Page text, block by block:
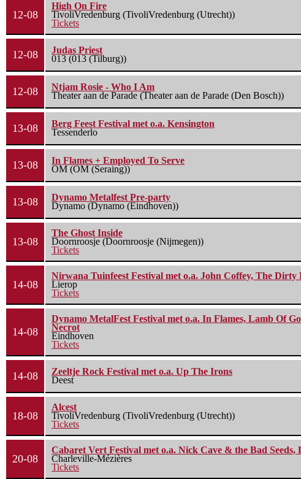
12-08
High On Fire
TivoliVredenburg (TivoliVredenburg (Utrecht))
Tickets
12-08
Judas Priest
013 (013 (Tilburg))
12-08
Ntjam Rosie - Who I Am
Theater aan de Parade (Theater aan de Parade (Den Bosch))
13-08
Berg Feest Festival met o.a. Kensington
Tessenderlo
13-08
In Flames + Employed To Serve
OM (OM (Seraing))
13-08
Dynamo Metalfest Pre-party
Dynamo (Dynamo (Eindhoven))
13-08
The Ghost Inside
Doornroosje (Doornroosje (Nijmegen))
Tickets
14-08
Nirwana Tuinfeest Festival met o.a. John Coffey, The
Lierop
Tickets
14-08
Dynamo MetalFest Festival met o.a. In Flames, Lamb Of
Necrot
Eindhoven
Tickets
14-08
Zeeltje Rock Festival met o.a. Up The Irons
Deest
18-08
Alcest
TivoliVredenburg (TivoliVredenburg (Utrecht))
Tickets
20-08
Cabaret Vert Festival met o.a. Nick Cave & the Bad Seeds,
Charleville-Mézières
Tickets